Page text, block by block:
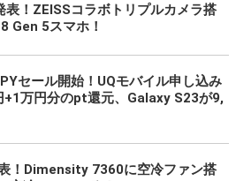
表！ZEISSコラボトリプルカメラ搭
Gen 5スマホ！
セール開始！UQモバイル申し込み
万円分のpt還元、Galaxy S23が9,
表！Dimensity 7360に空冷ファン搭